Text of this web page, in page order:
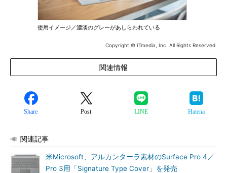
使用イメージ／濃淡のグレーがあしらわれている
Copyright © ITmedia, Inc. All Rights Reserved.
関連情報
Share Post LINE Hatena
関連記事
米Microsoft、アルカンターラ素材のSurface Pro 4／
Pro 3用「Signature Type Cover」を発売